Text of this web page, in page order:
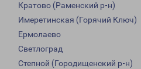
Кратово (Раменский р-н)
Имеретинская (Горячий Ключ)
Ермолаево
Светлоград
Степной (Городищенский р-н)